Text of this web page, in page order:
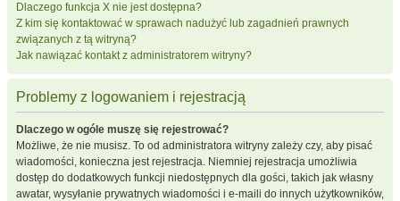
Dlaczego funkcja X nie jest dostępna?
Z kim się kontaktować w sprawach nadużyć lub zagadnień prawnych
związanych z tą witryną?
Jak nawiązać kontakt z administratorem witryny?
Problemy z logowaniem i rejestracją
Dlaczego w ogóle muszę się rejestrować?
Możliwe, że nie musisz. To od administratora witryny zależy czy, aby pisać
wiadomości, konieczna jest rejestracja. Niemniej rejestracja umożliwia
dostęp do dodatkowych funkcji niedostępnych dla gości, takich jak własny
awatar, wysyłanie prywatnych wiadomości i e-maili do innych użytkowników,